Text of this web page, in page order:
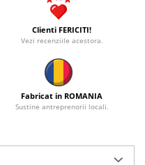
Clienti FERICITI!
Vezi recenziile acestora.
Fabricat in ROMANIA
Sustine antreprenorii locali.